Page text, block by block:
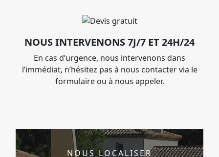
NOUS INTERVENONS 7J/7 ET 24H/24
En cas d’urgence, nous intervenons dans
l’immédiat, n’hésitez pas à nous contacter via le
formulaire ou à nous appeler.
NOUS LOCALISER